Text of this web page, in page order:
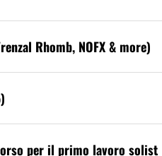
Rhomb, NOFX & more)
per il primo lavoro solist